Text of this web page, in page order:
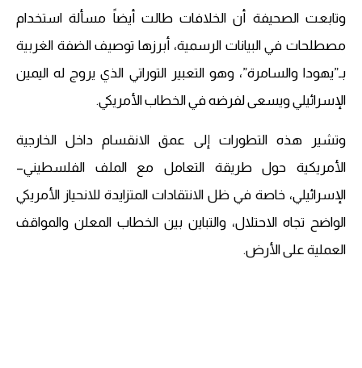
وتابعت الصحيفة أن الخلافات طالت أيضاً مسألة استخدام
مصطلحات في البيانات الرسمية، أبرزها توصيف الضفة الغربية
بـ”يهودا والسامرة”، وهو التعبير التوراتي الذي يروج له اليمين
الإسرائيلي ويسعى لفرضه في الخطاب الأمريكي.
وتشير هذه التطورات إلى عمق الانقسام داخل الخارجية
الأمريكية حول طريقة التعامل مع الملف الفلسطيني–
الإسرائيلي، خاصة في ظل الانتقادات المتزايدة للانحياز الأمريكي
الواضح تجاه الاحتلال، والتباين بين الخطاب المعلن والمواقف
العملية على الأرض.